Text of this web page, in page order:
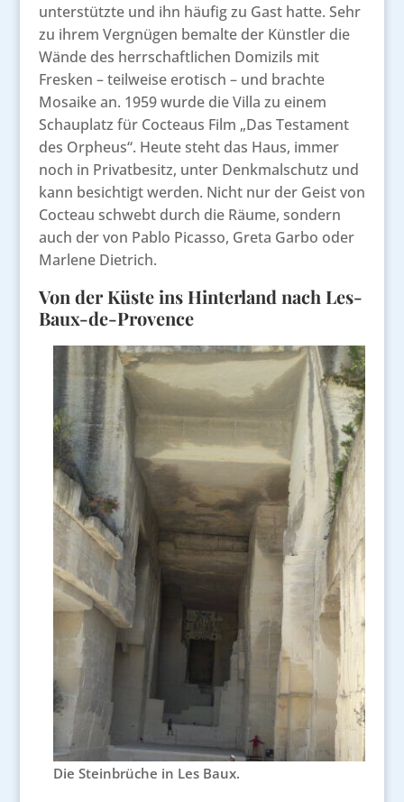
unterstützte und ihn häufig zu Gast hatte. Sehr
zu ihrem Vergnügen bemalte der Künstler die
Wände des herrschaftlichen Domizils mit
Fresken – teilweise erotisch – und brachte
Mosaike an. 1959 wurde die Villa zu einem
Schauplatz für Cocteaus Film „Das Testament
des Orpheus“. Heute steht das Haus, immer
noch in Privatbesitz, unter Denkmalschutz und
kann besichtigt werden. Nicht nur der Geist von
Cocteau schwebt durch die Räume, sondern
auch der von Pablo Picasso, Greta Garbo oder
Marlene Dietrich.
Von der Küste ins Hinterland nach Les-
Baux-de-Provence
Die Steinbrüche in Les Baux.